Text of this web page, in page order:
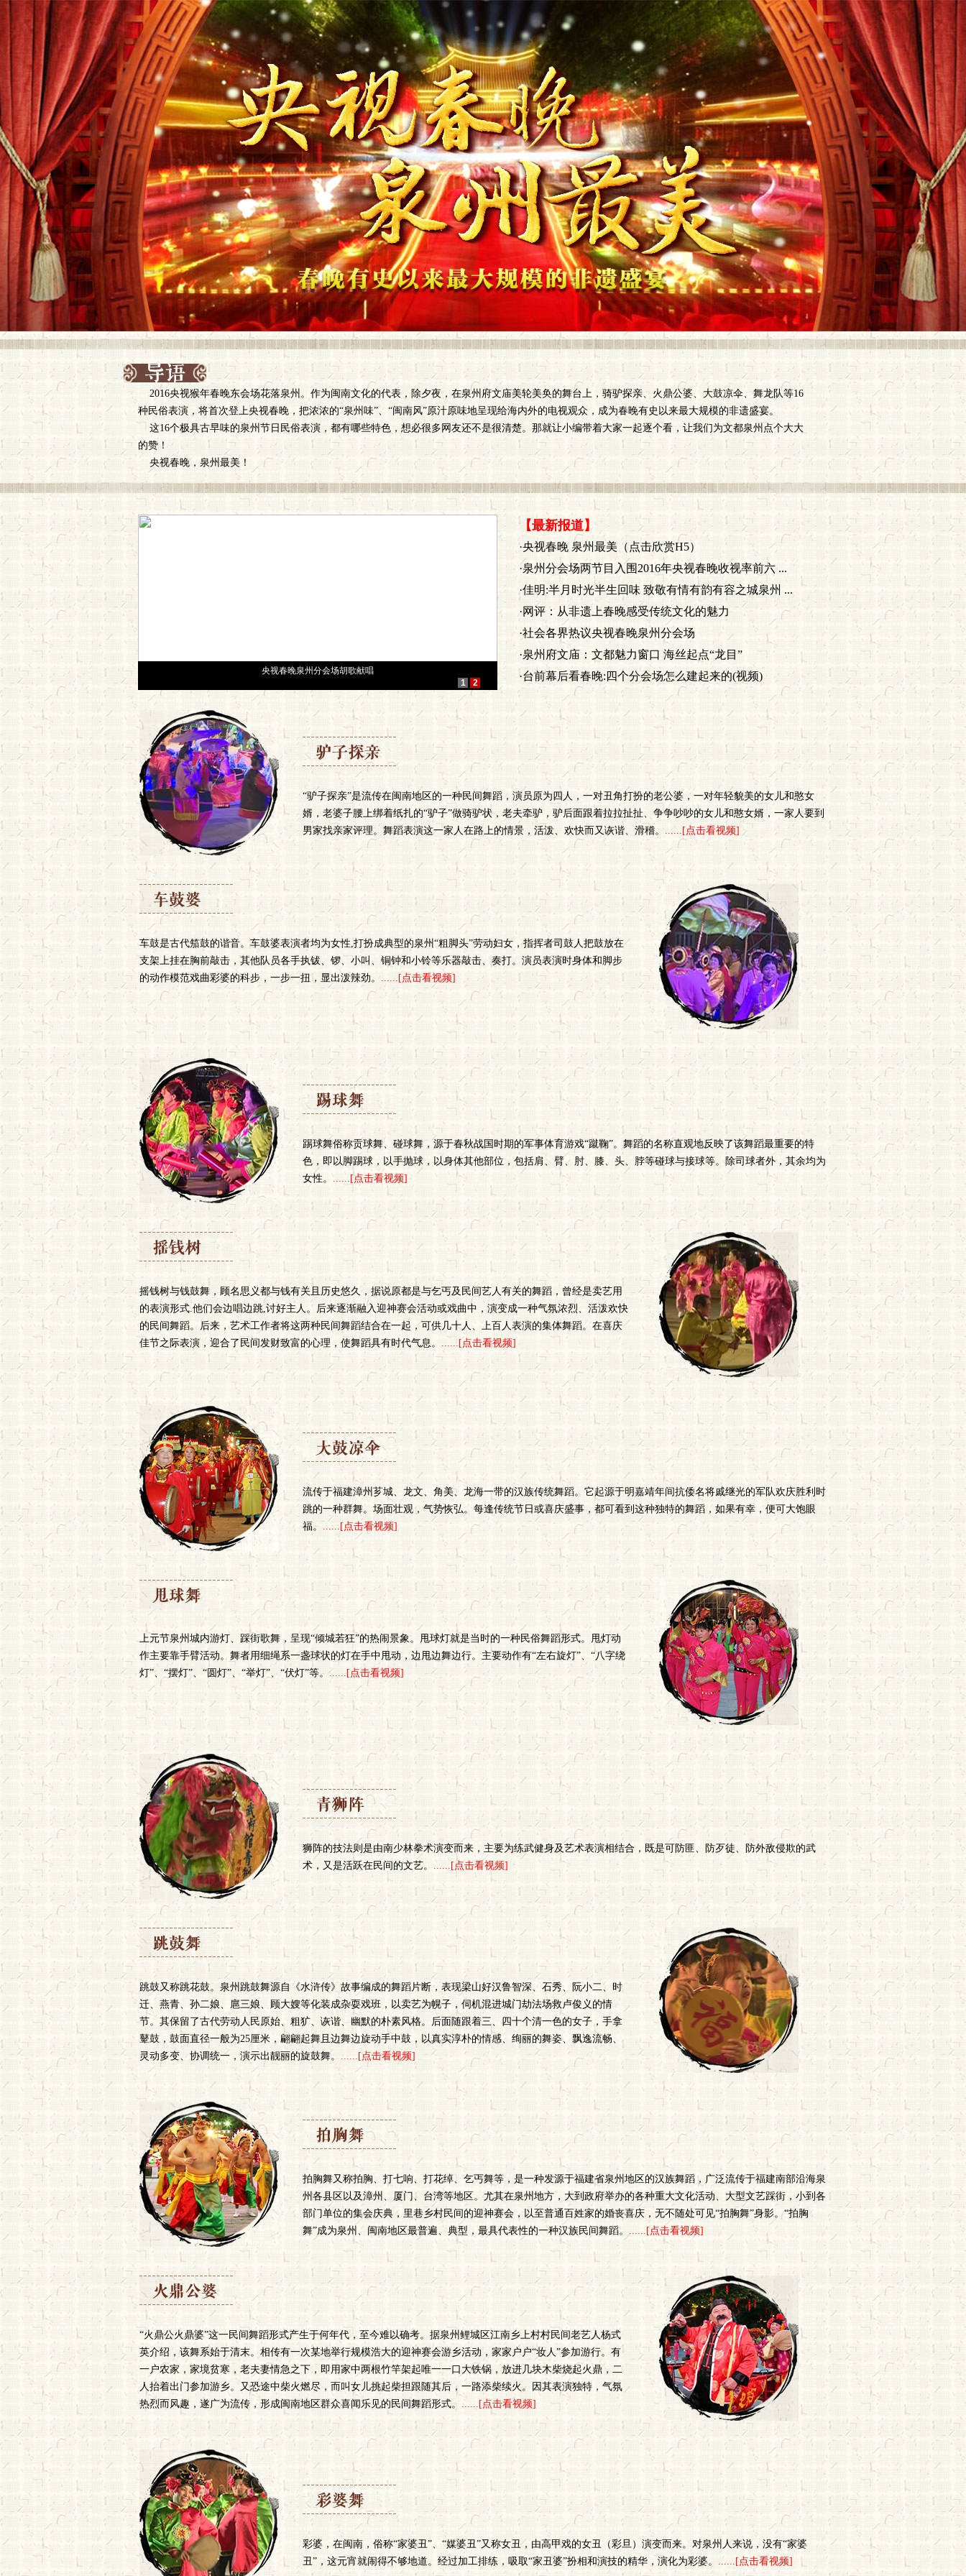
2016央视猴年春晚东会场花落泉州。作为闽南文化的代表，除夕夜，在泉州府文庙美轮美奂的舞台上，骑驴探亲、火鼎公婆、大鼓凉伞、舞龙队等16
种民俗表演，将首次登上央视春晚，把浓浓的“泉州味”、“闽南风”原汁原味地呈现给海内外的电视观众，成为春晚有史以来最大规模的非遗盛宴。
这16个极具古早味的泉州节日民俗表演，都有哪些特色，想必很多网友还不是很清楚。那就让小编带着大家一起逐个看，让我们为文都泉州点个大大
的赞！
央视春晚，泉州最美！
【最新报道】
·央视春晚 泉州最美（点击欣赏H5）
·泉州分会场两节目入围2016年央视春晚收视率前六 ...
·佳明:半月时光半生回味 致敬有情有韵有容之城泉州 ...
·网评：从非遗上春晚感受传统文化的魅力
·社会各界热议央视春晚泉州分会场
·泉州府文庙：文都魅力窗口 海丝起点“龙目”
·台前幕后看春晚:四个分会场怎么建起来的(视频)
“驴子探亲”是流传在闽南地区的一种民间舞蹈，演员原为四人，一对丑角打扮的老公婆，一对年轻貌美的女儿和憨女
婿，老婆子腰上绑着纸扎的“驴子”做骑驴状，老夫牵驴，驴后面跟着拉拉扯扯、争争吵吵的女儿和憨女婿，一家人要到
男家找亲家评理。舞蹈表演这一家人在路上的情景，活泼、欢快而又诙谐、滑稽。 ......[点击看视频]
车鼓是古代笳鼓的谐音。车鼓婆表演者均为女性,打扮成典型的泉州“粗脚头”劳动妇女，指挥者司鼓人把鼓放在
支架上挂在胸前敲击，其他队员各手执钹、锣、小叫、铜钟和小铃等乐器敲击、奏打。演员表演时身体和脚步
的动作模范戏曲彩婆的科步，一步一扭，显出泼辣劲。 ......[点击看视频]
踢球舞俗称贡球舞、碰球舞，源于春秋战国时期的军事体育游戏“蹴鞠”。舞蹈的名称直观地反映了该舞蹈最重要的特
色，即以脚踢球，以手抛球，以身体其他部位，包括肩、臂、肘、膝、头、脖等碰球与接球等。除司球者外，其余均为
女性。......[点击看视频]
摇钱树与钱鼓舞，顾名思义都与钱有关且历史悠久，据说原都是与乞丐及民间艺人有关的舞蹈，曾经是卖艺用
的表演形式.他们会边唱边跳,讨好主人。后来逐渐融入迎神赛会活动或戏曲中，演变成一种气氛浓烈、活泼欢快
的民间舞蹈。后来，艺术工作者将这两种民间舞蹈结合在一起，可供几十人、上百人表演的集体舞蹈。在喜庆
佳节之际表演，迎合了民间发财致富的心理，使舞蹈具有时代气息。 ......[点击看视频]
流传于福建漳州芗城、龙文、角美、龙海一带的汉族传统舞蹈。它起源于明嘉靖年间抗倭名将戚继光的军队欢庆胜利时
跳的一种群舞。场面壮观，气势恢弘。每逢传统节日或喜庆盛事，都可看到这种独特的舞蹈，如果有幸，便可大饱眼
福。 ......[点击看视频]
上元节泉州城内游灯、踩街歌舞，呈现“倾城若狂”的热闹景象。甩球灯就是当时的一种民俗舞蹈形式。甩灯动
作主要靠手臂活动。舞者用细绳系一盏球状的灯在手中甩动，边甩边舞边行。主要动作有“左右旋灯”、“八字绕
灯”、“摆灯”、“圆灯”、“举灯”、“伏灯”等。......[点击看视频]
狮阵的技法则是由南少林拳术演变而来，主要为练武健身及艺术表演相结合，既是可防匪、防歹徒、防外敌侵欺的武
术，又是活跃在民间的文艺。 ......[点击看视频]
跳鼓又称跳花鼓。泉州跳鼓舞源自《水浒传》故事编成的舞蹈片断，表现梁山好汉鲁智深、石秀、阮小二、时
迁、燕青、孙二娘、扈三娘、顾大嫂等化装成杂耍戏班，以卖艺为幌子，伺机混进城门劫法场救卢俊义的情
节。其保留了古代劳动人民原始、粗犷、诙谐、幽默的朴素风格。后面随跟着三、四十个清一色的女子，手拿
鼙鼓，鼓面直径一般为25厘米，翩翩起舞且边舞边旋动手中鼓，以真实淳朴的情感、绚丽的舞姿、飘逸流畅、
灵动多变、协调统一，演示出靓丽的旋鼓舞。 ......[点击看视频]
拍胸舞又称拍胸、打七响、打花绰、乞丐舞等，是一种发源于福建省泉州地区的汉族舞蹈，广泛流传于福建南部沿海泉
州各县区以及漳州、厦门、台湾等地区。尤其在泉州地方，大到政府举办的各种重大文化活动、大型文艺踩街，小到各
部门单位的集会庆典，里巷乡村民间的迎神赛会，以至普通百姓家的婚丧喜庆，无不随处可见“拍胸舞”身影。“拍胸
舞”成为泉州、闽南地区最普遍、典型，最具代表性的一种汉族民间舞蹈。 ......[点击看视频]
“火鼎公火鼎婆”这一民间舞蹈形式产生于何年代，至今难以确考。据泉州鲤城区江南乡上村村民间老艺人杨式
英介绍，该舞系始于清末。相传有一次某地举行规模浩大的迎神赛会游乡活动，家家户户“妆人”参加游行。有
一户农家，家境贫寒，老夫妻情急之下，即用家中两根竹竿架起唯一一口大铁锅，放进几块木柴烧起火鼎，二
人抬着出门参加游乡。又恐途中柴火燃尽，而叫女儿挑起柴担跟随其后，一路添柴续火。因其表演独特，气氛
热烈而风趣，遂广为流传，形成闽南地区群众喜闻乐见的民间舞蹈形式。 ......[点击看视频]
彩婆，在闽南，俗称“家婆丑”、“媒婆丑”又称女丑，由高甲戏的女丑（彩旦）演变而来。对泉州人来说，没有“家婆
丑”，这元宵就闹得不够地道。经过加工排练，吸取“家丑婆”扮相和演技的精华，演化为彩婆。 ......[点击看视频]